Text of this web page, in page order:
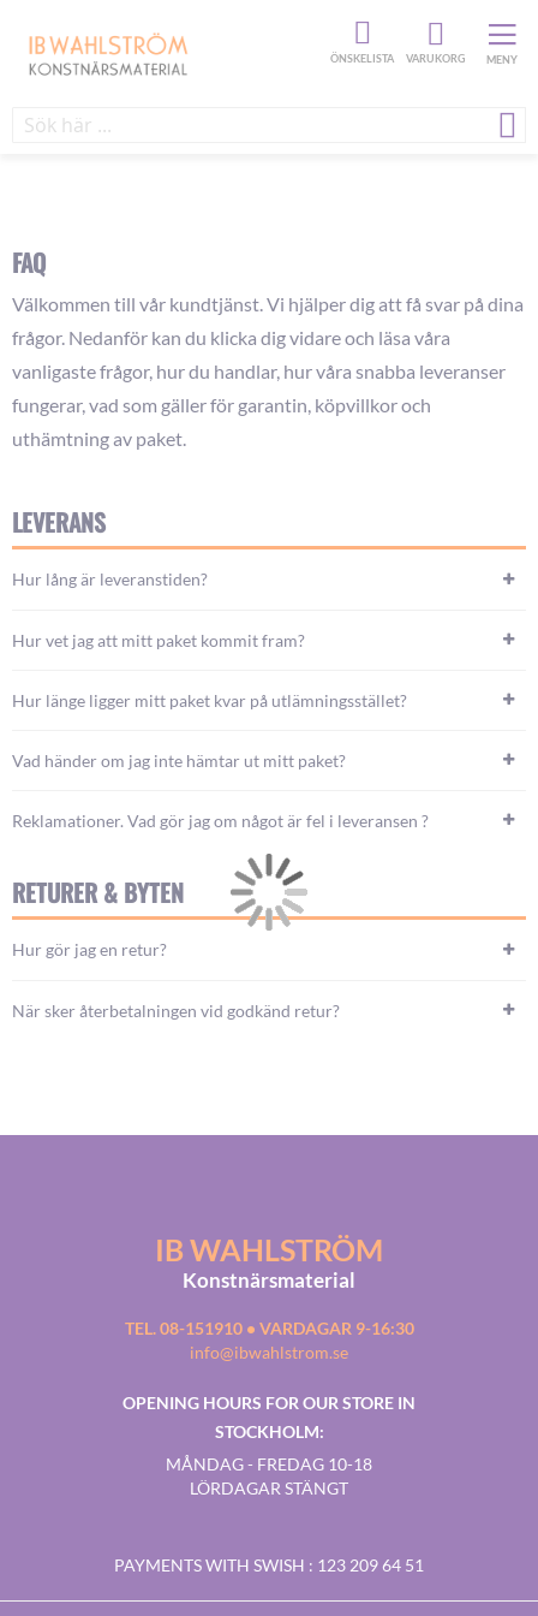
MENY
ÖNSKELISTA VARUKORG
FAQ
Välkommen till vår kundtjänst. Vi hjälper dig att få svar på dina
frågor. Nedanför kan du klicka dig vidare och läsa våra
vanligaste frågor, hur du handlar, hur våra snabba leveranser
fungerar, vad som gäller för garantin, köpvillkor och
uthämtning av paket.
LEVERANS
Hur lång är leveranstiden?
Hur vet jag att mitt paket kommit fram?
Hur länge ligger mitt paket kvar på utlämningsstället?
Vad händer om jag inte hämtar ut mitt paket?
Reklamationer. Vad gör jag om något är fel i leveransen ?
RETURER & BYTEN
Hur gör jag en retur?
När sker återbetalningen vid godkänd retur?
IB WAHLSTRÖM
Konstnärsmaterial
TEL. 08-151910 • VARDAGAR 9-16:30
info@ibwahlstrom.se
OPENING HOURS FOR OUR STORE IN
STOCKHOLM:
MÅNDAG - FREDAG 10-18
LÖRDAGAR STÄNGT
PAYMENTS WITH SWISH : 123 209 64 51